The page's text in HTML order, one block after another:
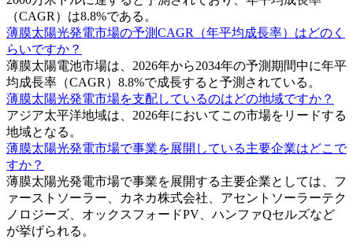
（CAGR）は8.8%である。
薄膜太陽光発電市場の予測CAGR（年平均成長率）はどのく
らいですか？
薄膜太陽電池市場は、2026年から2034年の予測期間中に年平
均成長率（CAGR）8.8%で成長すると予測されている。
薄膜太陽光発電市場を支配しているのはどの地域ですか？
アジア太平洋地域は、2026年においてこの市場をリードする
地域となる。
薄膜太陽光発電市場で事業を展開している主要企業はどこで
すか？
薄膜太陽光発電市場で事業を展開する主要企業としては、フ
ァーストソーラー、カネカ株式会社、アセントソーラーテク
ノロジーズ、オックスフォードPV、ハンファQセルズなど
が挙げられる。